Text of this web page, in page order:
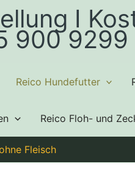
I
900 9299
Reico Hundefutter
Reico Floh- und
Fleisch